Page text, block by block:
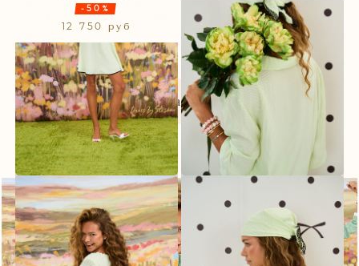
-50%
12 750 руб
Показать ещё